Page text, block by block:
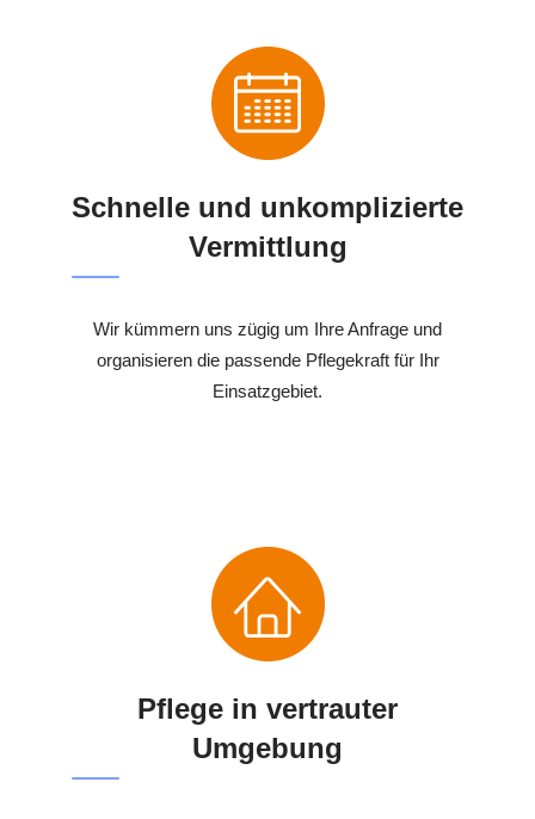
Schnelle und unkomplizierte
Vermittlung
Wir kümmern uns zügig um Ihre Anfrage und
organisieren die passende Pflegekraft für Ihr
Einsatzgebiet.
Pflege in vertrauter
Umgebung